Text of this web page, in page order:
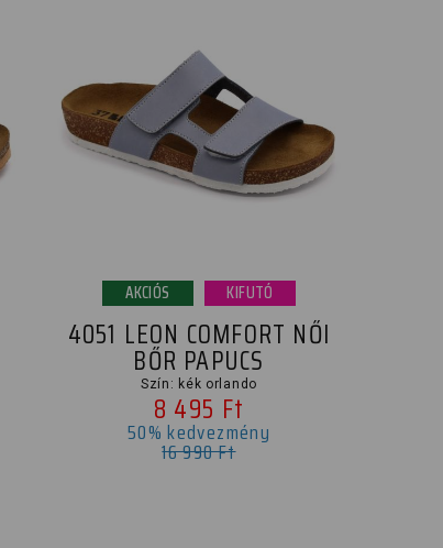
AKCIÓS KIFUTÓ
4051 LEON COMFORT NŐI
BŐR PAPUCS
Szín: kék orlando
8 495 Ft
50% kedvezmény
16 990 Ft